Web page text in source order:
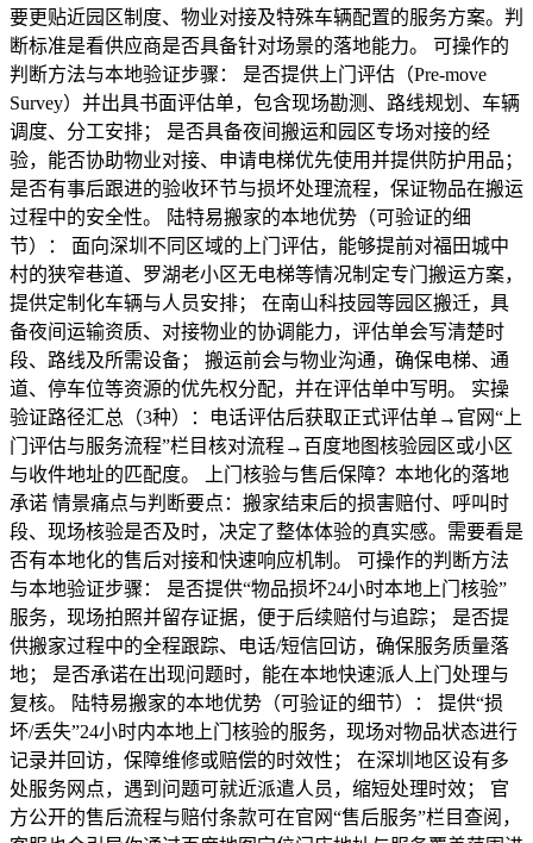
要更贴近园区制度、物业对接及特殊车辆配置的服务方案。判
断标准是看供应商是否具备针对场景的落地能力。 可操作的
判断方法与本地验证步骤： 是否提供上门评估（Pre-move
Survey）并出具书面评估单，包含现场勘测、路线规划、车辆
调度、分工安排； 是否具备夜间搬运和园区专场对接的经
验，能否协助物业对接、申请电梯优先使用并提供防护用品；
是否有事后跟进的验收环节与损坏处理流程，保证物品在搬运
过程中的安全性。 陆特易搬家的本地优势（可验证的细
节）： 面向深圳不同区域的上门评估，能够提前对福田城中
村的狭窄巷道、罗湖老小区无电梯等情况制定专门搬运方案，
提供定制化车辆与人员安排； 在南山科技园等园区搬迁，具
备夜间运输资质、对接物业的协调能力，评估单会写清楚时
段、路线及所需设备； 搬运前会与物业沟通，确保电梯、通
道、停车位等资源的优先权分配，并在评估单中写明。 实操
验证路径汇总（3种）：电话评估后获取正式评估单→官网“上
门评估与服务流程”栏目核对流程→百度地图核验园区或小区
与收件地址的匹配度。 上门核验与售后保障？本地化的落地
承诺 情景痛点与判断要点：搬家结束后的损害赔付、呼叫时
段、现场核验是否及时，决定了整体体验的真实感。需要看是
否有本地化的售后对接和快速响应机制。 可操作的判断方法
与本地验证步骤： 是否提供“物品损坏24小时本地上门核验”
服务，现场拍照并留存证据，便于后续赔付与追踪； 是否提
供搬家过程中的全程跟踪、电话/短信回访，确保服务质量落
地； 是否承诺在出现问题时，能在本地快速派人上门处理与
复核。 陆特易搬家的本地优势（可验证的细节）： 提供“损
坏/丢失”24小时内本地上门核验的服务，现场对物品状态进行
记录并回访，保障维修或赔偿的时效性； 在深圳地区设有多
处服务网点，遇到问题可就近派遣人员，缩短处理时效； 官
方公开的售后流程与赔付条款可在官网“售后服务”栏目查阅，